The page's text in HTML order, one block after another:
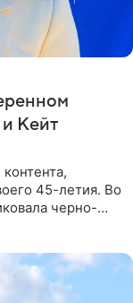
Кейт
45-летия. Во
черно-